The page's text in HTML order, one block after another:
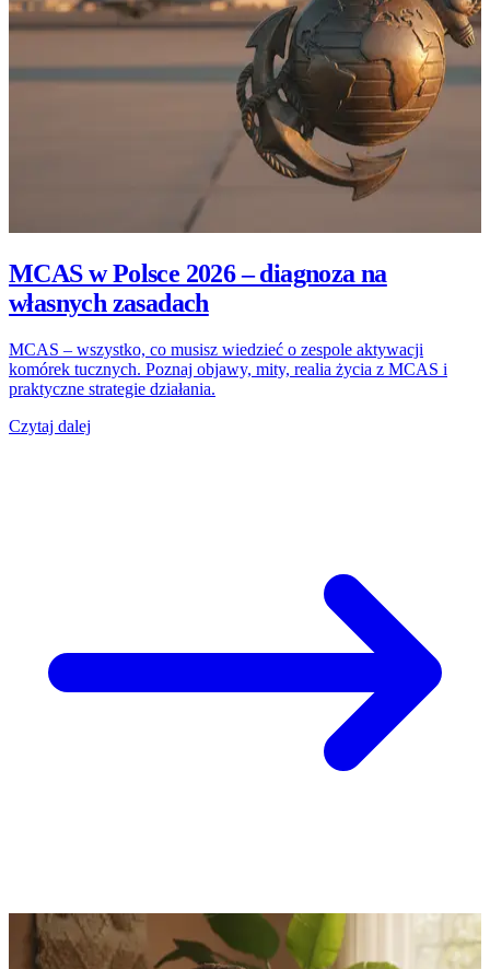
MCAS w Polsce 2026 – diagnoza na
własnych zasadach
MCAS – wszystko, co musisz wiedzieć o zespole aktywacji
komórek tucznych. Poznaj objawy, mity, realia życia z MCAS i
praktyczne strategie działania.
Czytaj dalej